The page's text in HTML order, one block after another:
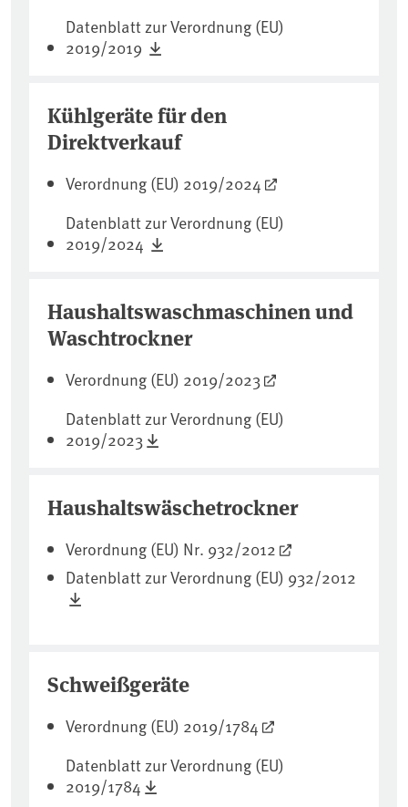
Datenblatt zur Verordnung (EU)
2019/2019
Kühlgeräte für den
Direktverkauf
Verordnung (EU) 2019/2024
Datenblatt zur Verordnung (EU)
2019/2024
Haushaltswaschmaschinen und
Waschtrockner
Verordnung (EU) 2019/2023
Datenblatt zur Verordnung (EU)
2019/2023
Haushaltswäschetrockner
Verordnung (EU) Nr. 932/2012
Datenblatt zur Verordnung (EU) 932/2012
Schweißgeräte
Verordnung (EU) 2019/1784
Datenblatt zur Verordnung (EU)
2019/1784